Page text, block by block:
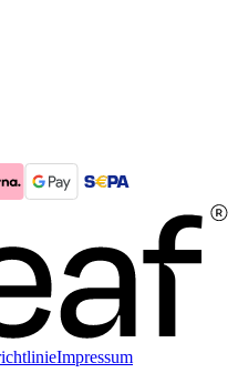
Impressum